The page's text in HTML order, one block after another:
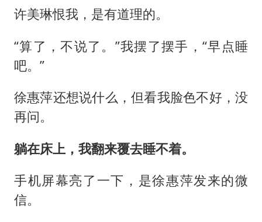
许美琳恨我，是有道理的。
“算了，不说了。”我摆了摆手，“早点睡
吧。”
徐惠萍还想说什么，但看我脸色不好，没
再问。
躺在床上，我翻来覆去睡不着。
手机屏幕亮了一下，是徐惠萍发来的微
信。